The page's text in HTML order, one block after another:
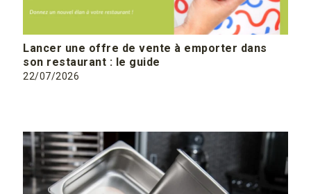
Lancer une offre de vente à emporter dans
son restaurant : le guide
22/07/2026